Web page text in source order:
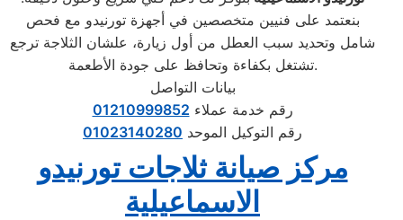
بنعتمد على فنيين متخصصين في أجهزة تورنيدو مع فحص
شامل وتحديد سبب العطل من أول زيارة، علشان الثلاجة ترجع
تشتغل بكفاءة وتحافظ على جودة الأطعمة.
بيانات التواصل
رقم خدمة عملاء 01210999852
رقم التوكيل الموحد 01023140280
مركز صيانة ثلاجات تورنيدو
الاسماعيلية